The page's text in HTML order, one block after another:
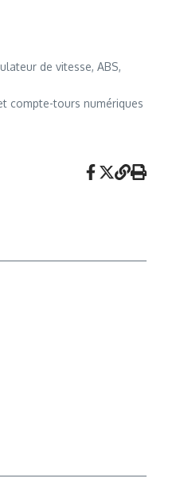
de vitesse, ABS,
compte-tours numériques